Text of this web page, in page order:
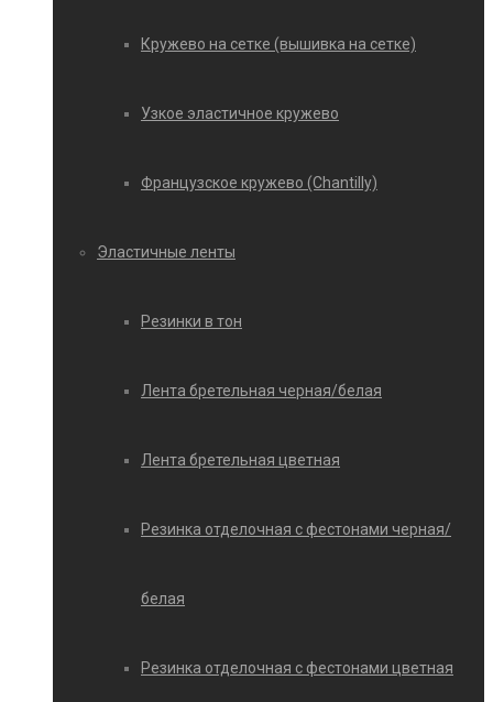
Кружево на сетке (вышивка на сетке)
Узкое эластичное кружево
Французское кружево (Chantilly)
Эластичные ленты
Резинки в тон
Лента бретельная черная/белая
Лента бретельная цветная
Резинка отделочная с фестонами черная/
белая
Резинка отделочная с фестонами цветная